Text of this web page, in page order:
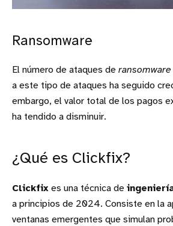
Ransomware
El número de ataques de ransomware
a este tipo de ataques ha seguido
embargo, el valor total de los pagos
ha tendido a disminuir.
¿Qué es Clickfix?
Clickfix es una técnica de
a principios de 2024. Consiste en la
ventanas emergentes que simulan